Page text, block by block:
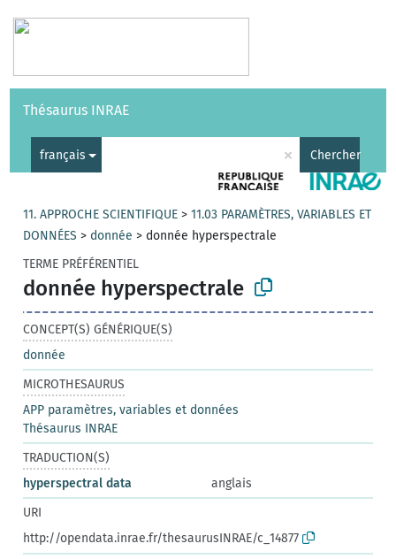
Vocabulaires API
Thésaurus INRAE
français × Chercher
11. APPROCHE SCIENTIFIQUE >11.03 PARAMÈTRES, VARIABLES ET
DONNÉES > donnée > donnée hyperspectrale
TERME PRÉFÉRENTIEL
donnée hyperspectrale
CONCEPT(S) GÉNÉRIQUE(S)
donnée
MICROTHESAURUS
APP paramètres, variables et données
Thésaurus INRAE
TRADUCTION(S)
hyperspectral data
anglais
URI
http://opendata.inrae.fr/thesaurusINRAE/c_14877